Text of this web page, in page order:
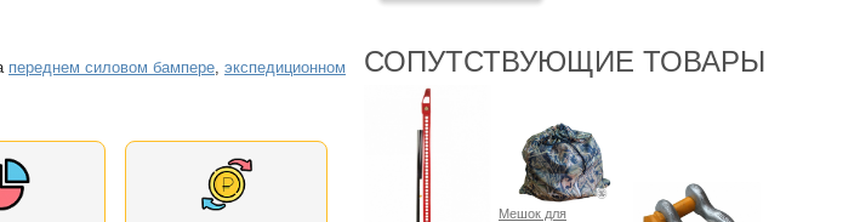
переднем силовом бампере экспедиционном
СОПУТСТВУЮЩИЕ ТОВАРЫ
Мешок для